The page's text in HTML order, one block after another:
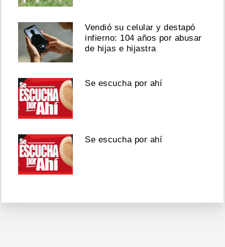
Vendió su celular y destapó
infierno: 104 años por abusar
de hijas e hijastra
Se escucha por ahí
Se escucha por ahí